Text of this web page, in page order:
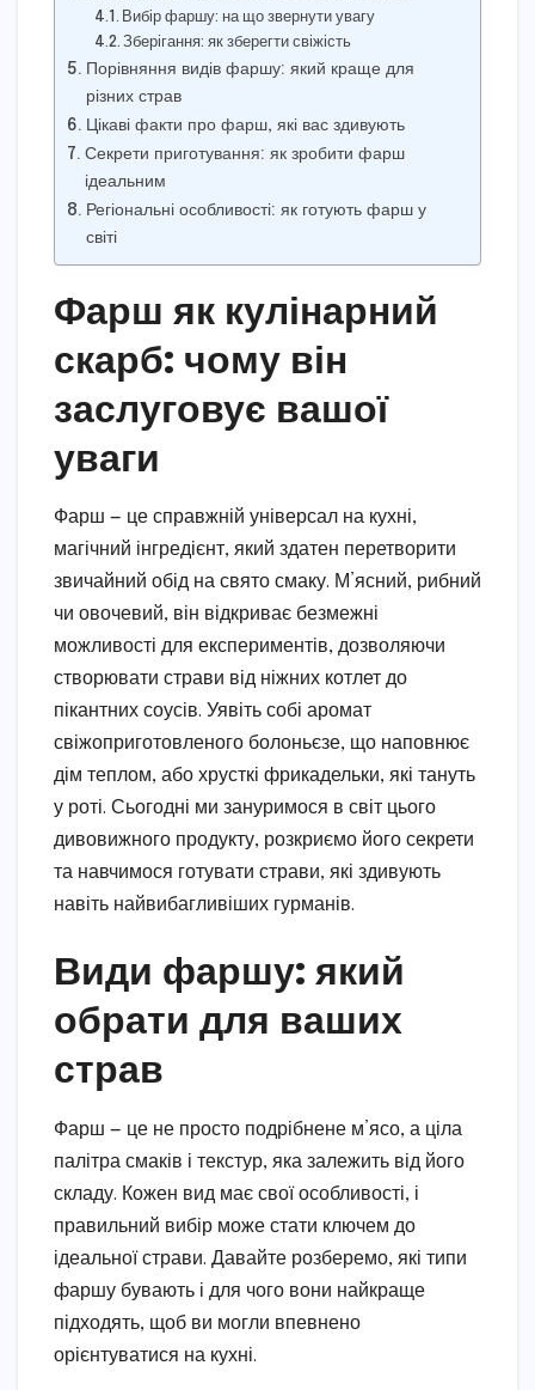
Вибір фаршу: на що звернути увагу
Зберігання: як зберегти свіжість
Порівняння видів фаршу: який краще для
різних страв
Цікаві факти про фарш, які вас здивують
Секрети приготування: як зробити фарш
ідеальним
Регіональні особливості: як готують фарш у
світі
Фарш як кулінарний
скарб: чому він
заслуговує вашої
уваги
Фарш — це справжній універсал на кухні,
магічний інгредієнт, який здатен перетворити
звичайний обід на свято смаку. М’ясний, рибний
чи овочевий, він відкриває безмежні
можливості для експериментів, дозволяючи
створювати страви від ніжних котлет до
пікантних соусів. Уявіть собі аромат
свіжоприготовленого болоньєзе, що наповнює
дім теплом, або хрусткі фрикадельки, які тануть
у роті. Сьогодні ми зануримося в світ цього
дивовижного продукту, розкриємо його секрети
та навчимося готувати страви, які здивують
навіть найвибагливіших гурманів.
Види фаршу: який
обрати для ваших
страв
Фарш — це не просто подрібнене м’ясо, а ціла
палітра смаків і текстур, яка залежить від його
складу. Кожен вид має свої особливості, і
правильний вибір може стати ключем до
ідеальної страви. Давайте розберемо, які типи
фаршу бувають і для чого вони найкраще
підходять, щоб ви могли впевнено
орієнтуватися на кухні.